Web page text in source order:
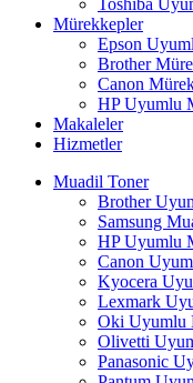
Toshiba
Mürekkepler
Epson
Brother
Canon
HP Uyumlu
Makaleler
Hizmetler
Muadil Toner
Brother
Samsung
HP Uyumlu
Canon
Kyocera
Lexmark
Oki Uyumlu
Olivetti
Panasonic